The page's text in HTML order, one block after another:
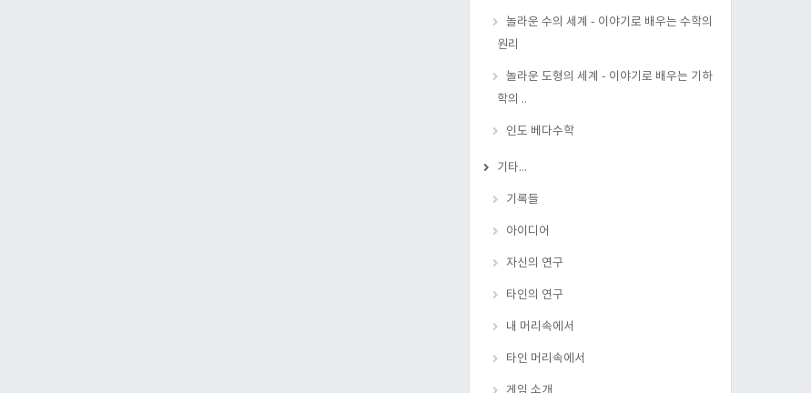
놀라운 수의 세계 - 이야기로 배우는 수학의
원리
놀라운 도형의 세계 - 이야기로 배우는 기하
학의 ..
인도 베다수학
기타...
기록들
아이디어
자신의 연구
타인의 연구
내 머리속에서
타인 머리속에서